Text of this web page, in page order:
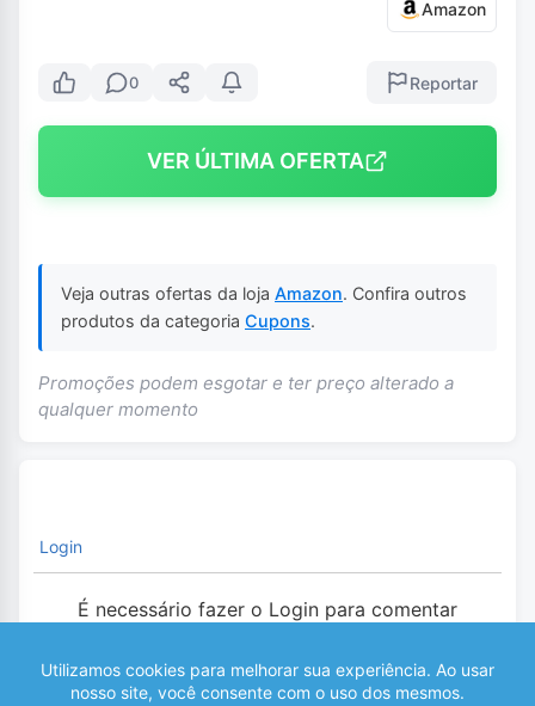
Amazon
0 Reportar
VER ÚLTIMA OFERTA
Veja outras ofertas da loja Amazon. Confira outros
produtos da categoria Cupons.
Promoções podem esgotar e ter preço alterado a
qualquer momento
Login
É necessário fazer o Login para comentar
0COMENTÁRIOS